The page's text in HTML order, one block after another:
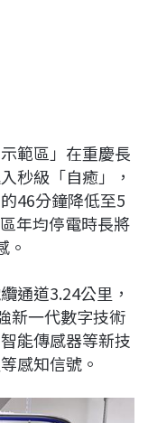
範區」在重慶長
秒級「自癒」，
46分鐘降低至5
年均停電時長將
。
通道3.24公里，
新一代數字技術
能傳感器等新技
感知信號。